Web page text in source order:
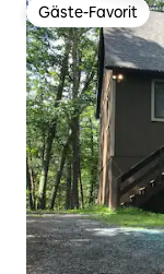
Gäste-Favorit
Gäste-Favorit